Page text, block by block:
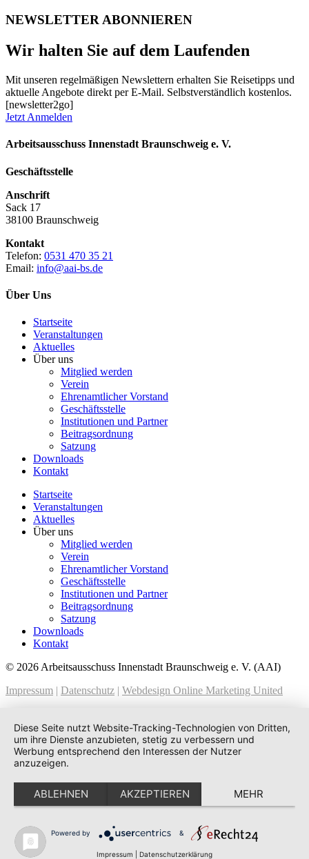
NEWSLETTER ABONNIEREN
Wir halten Sie auf dem Laufenden
Mit unseren regelmäßigen Newslettern erhalten Sie Reisetipps und
aktuelle Angebote direkt per E-Mail. Selbstverständlich kostenlos.
[newsletter2go]
Jetzt Anmelden
Arbeitsausschuss Innenstadt Braunschweig e. V.
Geschäftsstelle
Anschrift
Sack 17
38100 Braunschweig
Kontakt
Telefon: 0531 470 35 21
Email: info@aai-bs.de
Über Uns
Startseite
Veranstaltungen
Aktuelles
Über uns
Mitglied werden
Verein
Ehrenamtlicher Vorstand
Geschäftsstelle
Institutionen und Partner
Beitragsordnung
Satzung
Downloads
Kontakt
Startseite
Veranstaltungen
Aktuelles
Über uns
Mitglied werden
Verein
Ehrenamtlicher Vorstand
Geschäftsstelle
Institutionen und Partner
Beitragsordnung
Satzung
Downloads
Kontakt
© 2026 Arbeitsausschuss Innenstadt Braunschweig e. V. (AAI)
Impressum | Datenschutz | Webdesign Online Marketing United
Diese Seite nutzt Website-Tracking-Technologien von Dritten,
um ihre Dienste anzubieten, stetig zu verbessern und
Werbung entsprechend den Interessen der Nutzer
anzuzeigen.
ABLEHNEN AKZEPTIEREN MEHR
Powered by &
Impressum Datenschutzerklärung